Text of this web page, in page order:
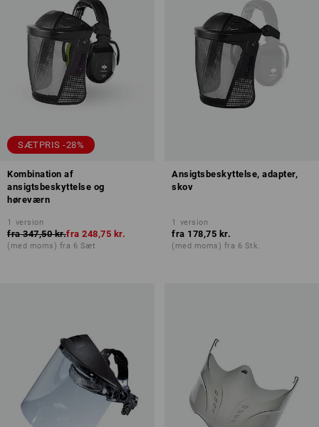
SÆTPRIS -28%
Kombination af
ansigtsbeskyttelse og
høreværn
1 version
fra 347,50 kr.fra 248,75 kr.
(med moms) fra 6 Sæt
Ansigtsbeskyttelse, adapter,
skov
1 version
fra 178,75 kr.
(med moms) fra 6 Stk.